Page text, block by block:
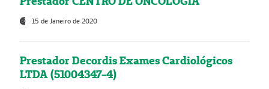
15 de Janeiro de 2020
Prestador Decordis Exames Cardiológicos
LTDA (51004347-4)